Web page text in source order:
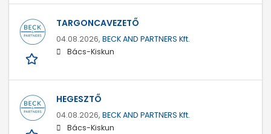
TARGONCAVEZETŐ
04.08.2026, BECK AND PARTNERS Kft.
Bács-Kiskun
HEGESZTŐ
04.08.2026, BECK AND PARTNERS Kft.
Bács-Kiskun